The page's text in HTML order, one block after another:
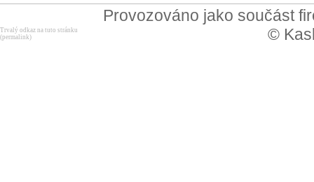
Provozováno jako součást
©
Trvalý odkaz na tuto stránku
(permalink)